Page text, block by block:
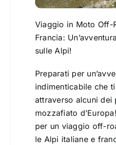
Viaggio in Moto Off-
Francia:
sulle Alpi!
Preparati per
indimenticabile che
attraverso alcuni dei
mozzafiato
per un viaggio off-
le Alpi italiane e